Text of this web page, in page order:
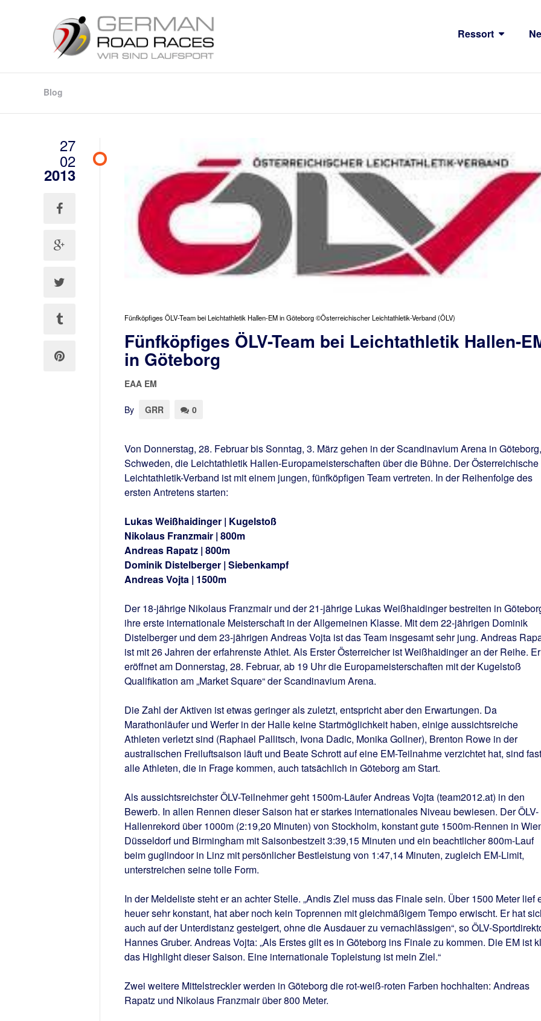
Ressort
Blog
27
02
2013
Fünfköpfiges ÖLV-Team bei Leichtathletik Hallen-EM in Göteborg ©Österreichischer Leichtathletik-Verband (ÖLV)
Fünfköpfiges ÖLV-Team bei Leichtathletik Hallen-
in Göteborg
EAA EM
By GRR 0
Von Donnerstag, 28. Februar bis Sonntag, 3. März gehen in der Scandinavium Arena in Göteborg,
Schweden, die Leichtathletik Hallen-Europameisterschaften über die Bühne. Der Österreichische
Leichtathletik-Verband ist mit einem jungen, fünfköpfigen Team vertreten. In der Reihenfolge des
ersten Antretens starten:
Lukas Weißhaidinger | Kugelstoß
Nikolaus Franzmair | 800m
Andreas Rapatz | 800m
Dominik Distelberger | Siebenkampf
Andreas Vojta | 1500m
Der 18-jährige Nikolaus Franzmair und der 21-jährige Lukas Weißhaidinger bestreiten in
ihre erste internationale Meisterschaft in der Allgemeinen Klasse. Mit dem 22-jährigen Dominik
Distelberger und dem 23-jährigen Andreas Vojta ist das Team insgesamt sehr jung. Andreas
ist mit 26 Jahren der erfahrenste Athlet. Als Erster Österreicher ist Weißhaidinger an der Reihe. Er
eröffnet am Donnerstag, 28. Februar, ab 19 Uhr die Europameisterschaften mit der Kugelstoß
Qualifikation am „Market Square“ der Scandinavium Arena.
Die Zahl der Aktiven ist etwas geringer als zuletzt, entspricht aber den Erwartungen. Da
Marathonläufer und Werfer in der Halle keine Startmöglichkeit haben, einige aussichtsreiche
Athleten verletzt sind (Raphael Pallitsch, Ivona Dadic, Monika Gollner), Brenton Rowe in der
australischen Freiluftsaison läuft und Beate Schrott auf eine EM-Teilnahme verzichtet hat, sind fast
alle Athleten, die in Frage kommen, auch tatsächlich in Göteborg am Start.
Als aussichtsreichster ÖLV-Teilnehmer geht 1500m-Läufer Andreas Vojta (team2012.at) in den
Bewerb. In allen Rennen dieser Saison hat er starkes internationales Niveau bewiesen. Der ÖLV-
Hallenrekord über 1000m (2:19,20 Minuten) von Stockholm, konstant gute 1500m-Rennen in
Düsseldorf und Birmingham mit Saisonbestzeit 3:39,15 Minuten und ein beachtlicher 800m-Lauf
beim guglindoor in Linz mit persönlicher Bestleistung von 1:47,14 Minuten, zugleich EM-Limit,
unterstreichen seine tolle Form.
In der Meldeliste steht er an achter Stelle. „Andis Ziel muss das Finale sein. Über 1500 Meter lief
heuer sehr konstant, hat aber noch kein Toprennen mit gleichmäßigem Tempo erwischt. Er hat
auch auf der Unterdistanz gesteigert, ohne die Ausdauer zu vernachlässigen“, so ÖLV-
Hannes Gruber. Andreas Vojta: „Als Erstes gilt es in Göteborg ins Finale zu kommen. Die EM ist
das Highlight dieser Saison. Eine internationale Topleistung ist mein Ziel.“
Zwei weitere Mittelstreckler werden in Göteborg die rot-weiß-roten Farben hochhalten: Andreas
Rapatz und Nikolaus Franzmair über 800 Meter.